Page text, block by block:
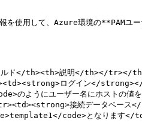
使用して、Azure環境の**PAMユ
</th><th>説明</th></tr></
ログイン</strong></
code>のようにユーザー名に
接続データベース
code>となりま